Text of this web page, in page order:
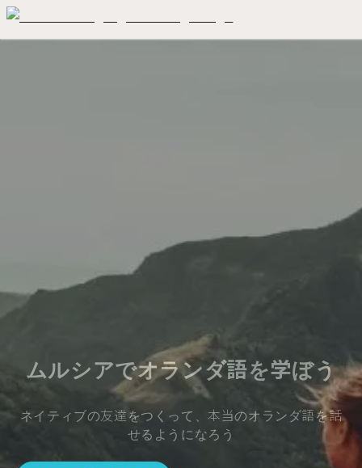
ムルシアでオランダ語を学ぼう
ネイティブの友達をつくって、本当のオランダ語を話
せるようになろう